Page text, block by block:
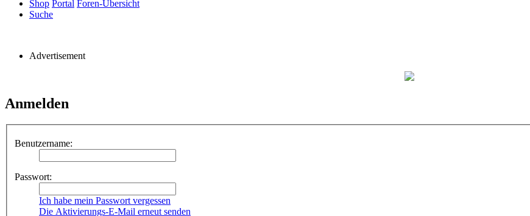
Shop Portal Foren-Übersicht
Suche
Advertisement
Anmelden
Benutzername:
Passwort:
Ich habe mein Passwort vergessen
Die Aktivierungs-E-Mail erneut senden